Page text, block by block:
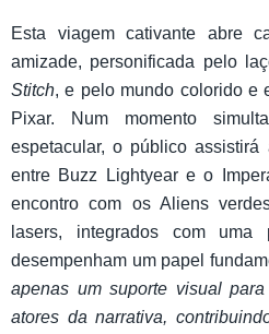
Esta viagem cativante abre
amizade, personificada pelo
Stitch, e pelo mundo colorido e
Pixar. Num momento
espetacular, o público assistirá
entre Buzz Lightyear e o
encontro com os Aliens
lasers, integrados com uma
desempenham um papel
apenas um suporte visual
atores da narrativa,